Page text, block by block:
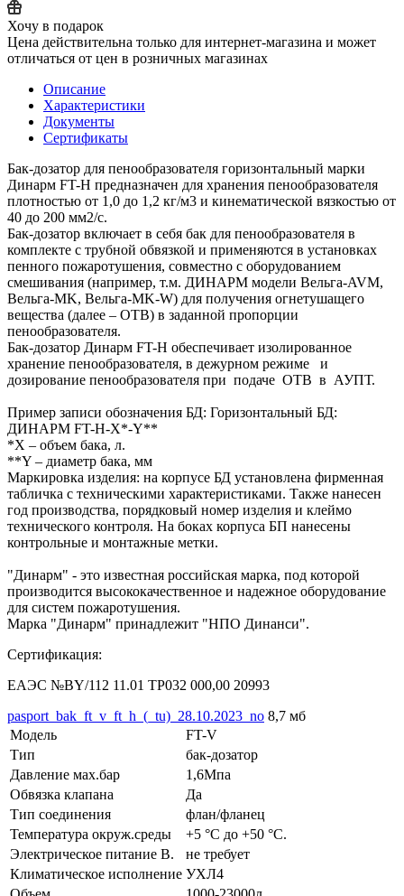
Хочу в подарок
Цена действительна только для интернет-магазина и может
отличаться от цен в розничных магазинах
Описание
Характеристики
Документы
Сертификаты
Бак-дозатор для пенообразователя горизонтальный марки
Динарм FT-H предназначен для хранения пенообразователя
плотностью от 1,0 до 1,2 кг/м3 и кинематической вязкостью от
40 до 200 мм2/с.
Бак-дозатор включает в себя бак для пенообразователя в
комплекте с трубной обвязкой и применяются в установках
пенного пожаротушения, совместно с оборудованием
смешивания (например, т.м. ДИНАРМ модели Вельга-AVM,
Вельга-MK, Вельга-MK-W) для получения огнетушащего
вещества (далее – ОТВ) в заданной пропорции
пенообразователя.
Бак-дозатор Динарм FT-H обеспечивает изолированное
хранение пенообразователя, в дежурном режиме и
дозирование пенообразователя при подаче ОТВ в АУПТ.
Пример записи обозначения БД: Горизонтальный БД:
ДИНАРМ FT-H-X*-Y**
*X – объем бака, л.
**Y – диаметр бака, мм
Маркировка изделия: на корпусе БД установлена фирменная
табличка с техническими характеристиками. Также нанесен
год производства, порядковый номер изделия и клеймо
технического контроля. На боках корпуса БП нанесены
контрольные и монтажные метки.
"Динарм" - это известная российская марка, под которой
производится высококачественное и надежное оборудование
для систем пожаротушения.
Марка "Динарм" принадлежит "НПО Динанси".
Сертификация:
ЕАЭС №BY/112 11.01 ТР032 000,00 20993
pasport_bak_ft_v_ft_h_(_tu)_28.10.2023_no 8,7 мб
Модель
FT-V
Тип
бак-дозатор
Давление мах.бар
1,6Мпа
Обвязка клапана
Да
Тип соединения
флан/фланец
Температура окруж.среды
+5 °С до +50 °С.
Электрическое питание В.
не требует
Климатическое исполнение УХЛ4